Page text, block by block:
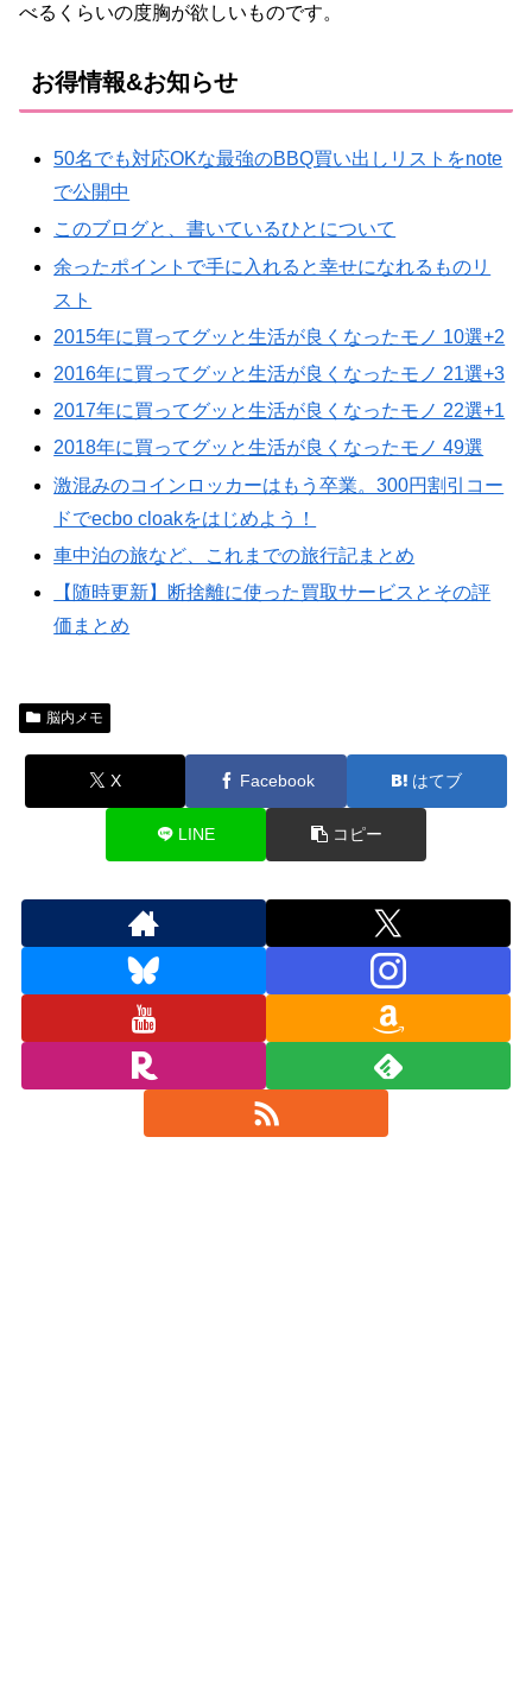
べるくらいの度胸が欲しいものです。
お得情報&お知らせ
50名でも対応OKな最強のBBQ買い出しリストをnote
で公開中
このブログと、書いているひとについて
余ったポイントで手に入れると幸せになれるものリ
スト
2015年に買ってグッと生活が良くなったモノ 10選+2
2016年に買ってグッと生活が良くなったモノ 21選+3
2017年に買ってグッと生活が良くなったモノ 22選+1
2018年に買ってグッと生活が良くなったモノ 49選
激混みのコインロッカーはもう卒業。300円割引コー
ドでecbo cloakをはじめよう！
車中泊の旅など、これまでの旅行記まとめ
【随時更新】断捨離に使った買取サービスとその評
価まとめ
脳内メモ
X Facebook はてブ
LINE コピー